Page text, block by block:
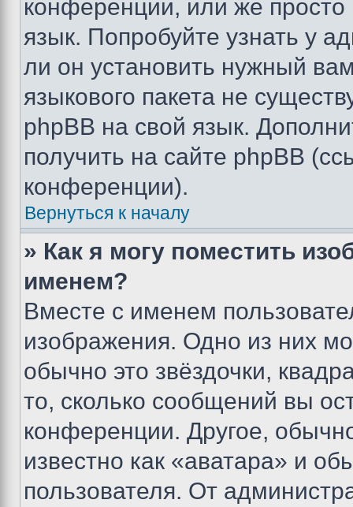
конференции, или же
язык. Попробуйте узнать у
ли он установить нужный
языкового пакета не
phpBB на свой язык.
получить на сайте phpBB
конференции).
Вернуться к началу
» Как я могу поместить
именем?
Вместе с именем
изображения. Одно из них
обычно это звёздочки,
то, сколько сообщений вы
конференции. Другое,
известно как «аватара» и
пользователя. От